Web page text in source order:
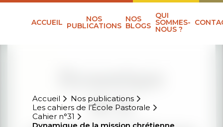
ACCUEIL NOS
PUBLICATIONS
NOS
BLOGS
QUI
SOMMES-
NOUS ?
Accueil
Nos publications
Les cahiers de l’École Pastorale
Cahier n°31